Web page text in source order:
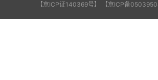
【京ICP证140369号】 【京ICP备